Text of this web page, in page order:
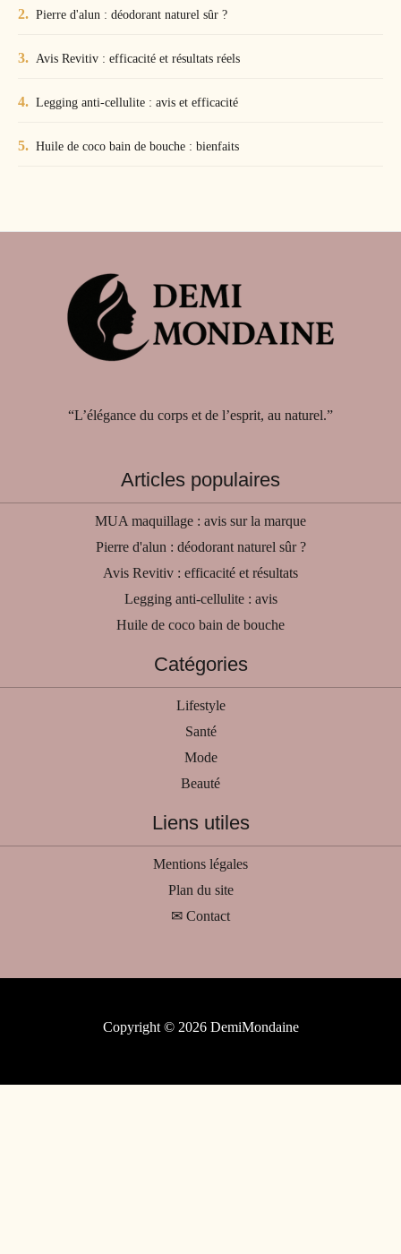
Pierre d'alun : déodorant naturel sûr ?
Avis Revitiv : efficacité et résultats réels
Legging anti-cellulite : avis et efficacité
Huile de coco bain de bouche : bienfaits
“L’élégance du corps et de l’esprit, au naturel.”
Articles populaires
MUA maquillage : avis sur la marque
Pierre d'alun : déodorant naturel sûr ?
Avis Revitiv : efficacité et résultats
Legging anti-cellulite : avis
Huile de coco bain de bouche
Catégories
Lifestyle
Santé
Mode
Beauté
Liens utiles
Mentions légales
Plan du site
✉ Contact
Copyright © 2026 DemiMondaine